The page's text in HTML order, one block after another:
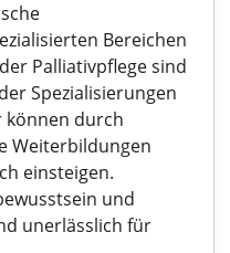
Bereichen
Palliativpflege sind
Spezialisierungen
können durch
Weiterbildungen
einsteigen.
und
unerlässlich für